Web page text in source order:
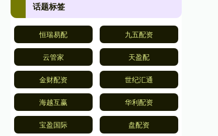
话题标签
恒瑞易配 九五配资
云管家 天盈配
金财配资 世纪汇通
海越互赢 华利配资
宝盈国际 盘配资